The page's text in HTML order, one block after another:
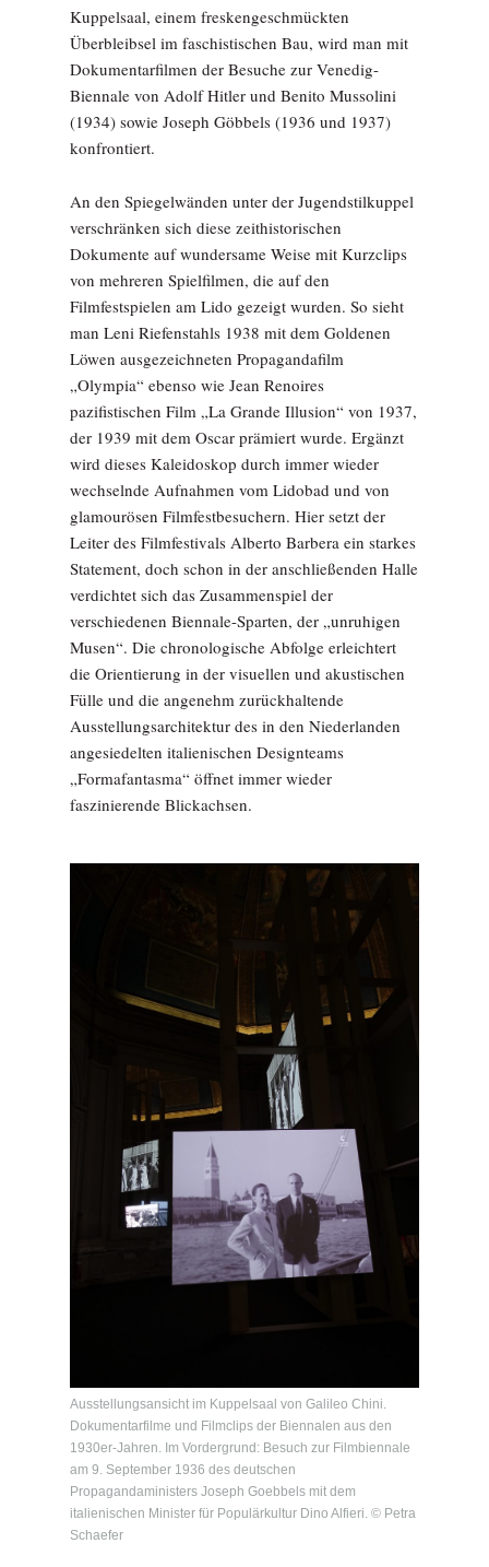
Kuppelsaal, einem freskengeschmückten
Überbleibsel im faschistischen Bau, wird man mit
Dokumentarfilmen der Besuche zur Venedig-
Biennale von Adolf Hitler und Benito Mussolini
(1934) sowie Joseph Göbbels (1936 und 1937)
konfrontiert.
An den Spiegelwänden unter der Jugendstilkuppel
verschränken sich diese zeithistorischen
Dokumente auf wundersame Weise mit Kurzclips
von mehreren Spielfilmen, die auf den
Filmfestspielen am Lido gezeigt wurden. So sieht
man Leni Riefenstahls 1938 mit dem Goldenen
Löwen ausgezeichneten Propagandafilm
„Olympia“ ebenso wie Jean Renoires
pazifistischen Film „La Grande Illusion“ von 1937,
der 1939 mit dem Oscar prämiert wurde. Ergänzt
wird dieses Kaleidoskop durch immer wieder
wechselnde Aufnahmen vom Lidobad und von
glamourösen Filmfestbesuchern. Hier setzt der
Leiter des Filmfestivals Alberto Barbera ein starkes
Statement, doch schon in der anschließenden Halle
verdichtet sich das Zusammenspiel der
verschiedenen Biennale-Sparten, der „unruhigen
Musen“. Die chronologische Abfolge erleichtert
die Orientierung in der visuellen und akustischen
Fülle und die angenehm zurückhaltende
Ausstellungsarchitektur des in den Niederlanden
angesiedelten italienischen Designteams
„Formafantasma“ öffnet immer wieder
faszinierende Blickachsen.
Ausstellungsansicht im Kuppelsaal von Galileo Chini.
Dokumentarfilme und Filmclips der Biennalen aus den
1930er-Jahren. Im Vordergrund: Besuch zur Filmbiennale
am 9. September 1936 des deutschen
Propagandaministers Joseph Goebbels mit dem
italienischen Minister für Populärkultur Dino Alfieri. © Petra
Schaefer